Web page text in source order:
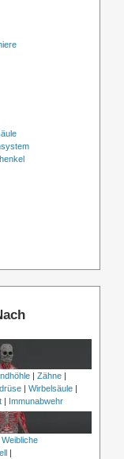
| Zähne|
| Wirbelsäule|
| Immunabwehr
Weibliche